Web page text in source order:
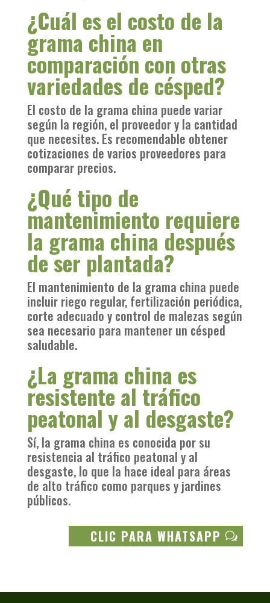
¿Cuál es el costo de la
grama china en
comparación con otras
variedades de césped?
El costo de la grama china puede variar
según la región, el proveedor y la cantidad
que necesites. Es recomendable obtener
cotizaciones de varios proveedores para
comparar precios.
¿Qué tipo de
mantenimiento requiere
la grama china después
de ser plantada?
El mantenimiento de la grama china puede
incluir riego regular, fertilización periódica,
corte adecuado y control de malezas según
sea necesario para mantener un césped
saludable.
¿La grama china es
resistente al tráfico
peatonal y al desgaste?
Sí, la grama china es conocida por su
resistencia al tráfico peatonal y al
desgaste, lo que la hace ideal para áreas
de alto tráfico como parques y jardines
públicos.
CLIC PARA WHATSAPP